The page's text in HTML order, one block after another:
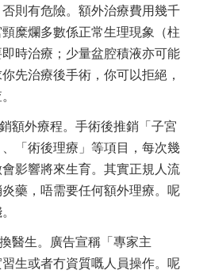
則有危險。額外治療費用幾千
糜爛多數係正常生理現象（柱
時治療；少量盆腔積液亦可能
先治療後手術，你可以拒絕，
額外療程。手術後推銷「子宮
「術後理療」等項目，每次幾
影響將來生育。其實正規人流
藥，唔需要任何額外理療。呢
醫生。廣告宣稱「專家主
生或者冇資質嘅人員操作。呢